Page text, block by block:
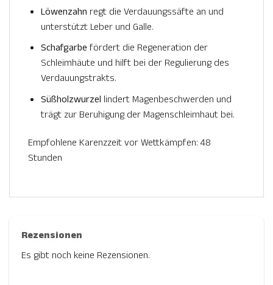
Löwenzahn regt die Verdauungssäfte an und
unterstützt Leber und Galle.
Schafgarbe fördert die Regeneration der
Schleimhäute und hilft bei der Regulierung des
Verdauungstrakts.
Süßholzwurzel lindert Magenbeschwerden und
trägt zur Beruhigung der Magenschleimhaut bei.
Empfohlene Karenzzeit vor Wettkämpfen: 48
Stunden
Rezensionen
Es gibt noch keine Rezensionen.